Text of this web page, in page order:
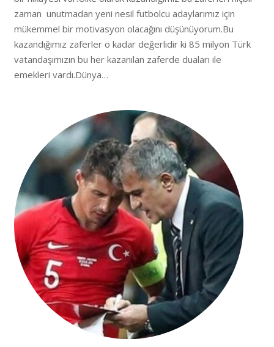
zaman unutmadan yeni nesil futbolcu adaylarımız için
mükemmel bir motivasyon olacağını düşünüyorum.Bu
kazandığımız zaferler o kadar değerlidir ki 85 milyon Türk
vatandaşımızın bu her kazanılan zaferde duaları ile
emekleri vardı.Dünya…